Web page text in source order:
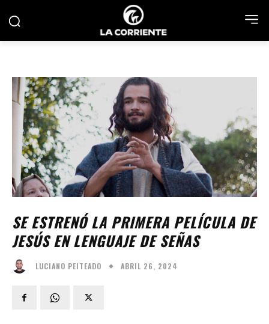
SE ESTRENÓ LA PRIMERA PELÍCULA DE
JESÚS EN LENGUAJE DE SEÑAS
LUCIANO PEITEADO ABRIL 26, 2024